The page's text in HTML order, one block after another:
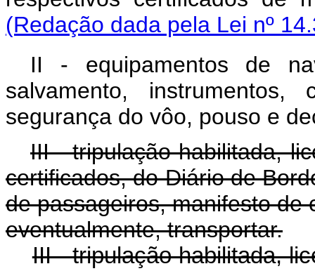
(Redação dada pela Lei nº
II - equipamentos de
salvamento,
segurança do vôo, pouso e
III - tripulação habilitada,
certificados, do Diário de
de passageiros, manifesto de
eventualmente, transportar.
III - tripulação habilitada,